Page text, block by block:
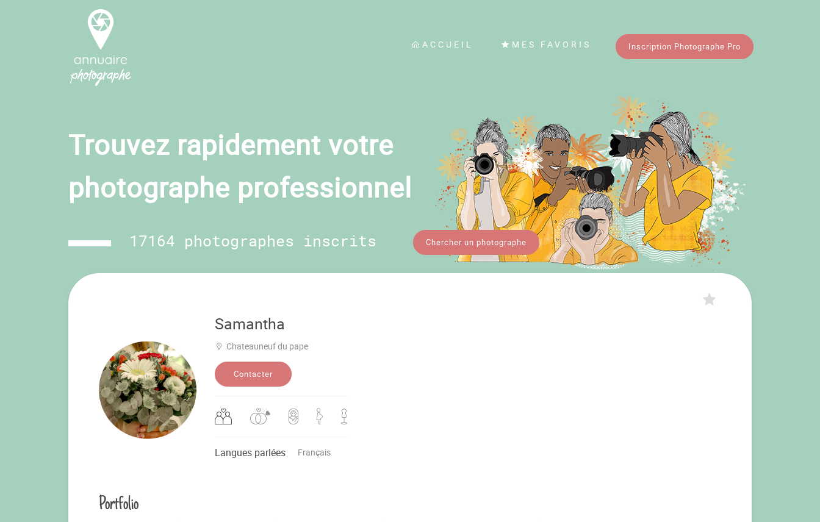
ACCUEIL MES FAVORIS Inscription Photographe Pro
Trouvez rapidement votre
photographe professionnel
17164 photographes inscrits Chercher un photographe
Samantha
Chateauneuf du pape
Contacter
Langues parlées Français
Portfolio